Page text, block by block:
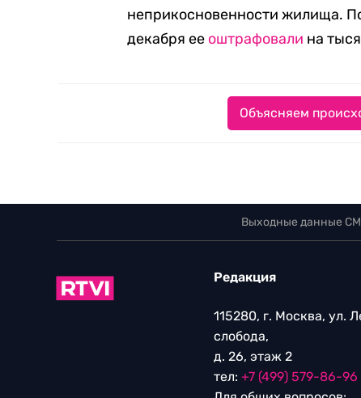
неприкосновенности жилища.
декабря ее оштрафовали на
Объясняем
Выходные данные
Редакция
115280, г. Москва, ул.
слобода,
д. 26, этаж 2
тел: +7 (499) 579-86-96